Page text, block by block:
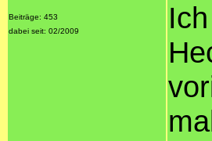
Beiträge: 453
dabei seit: 02/2009